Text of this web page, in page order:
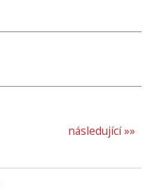
následující »»